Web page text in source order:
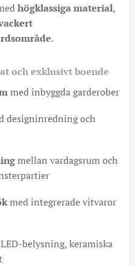
högklassiga material,
.
och exklusivt boende
med inbyggda garderober
designinredning och
mellan vardagsrum och
med integrerade vitvaror
belysning, keramiska